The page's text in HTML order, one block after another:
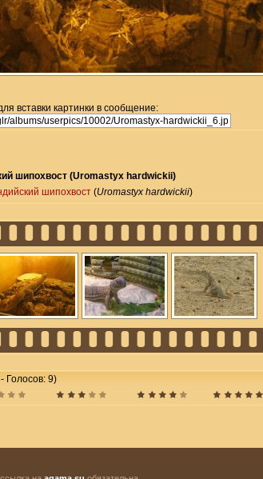
вставки картинки в сообщение:
шипохвост (Uromastyx hardwickii)
шипохвост (Uromastyx hardwickii)
Голосов: 9)